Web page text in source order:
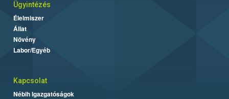
Ügyintézés
Élelmiszer
Állat
Növény
Labor/Egyéb
Kapcsolat
Nébih Igazgatóságok